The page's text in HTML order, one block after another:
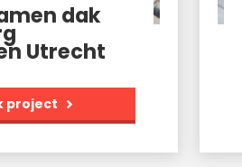
dak
Utrecht
project